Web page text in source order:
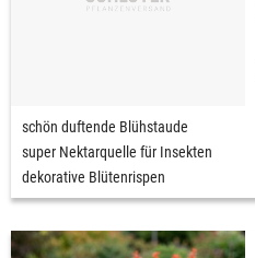
schön duftende Blühstaude
super Nektarquelle für Insekten
dekorative Blütenrispen